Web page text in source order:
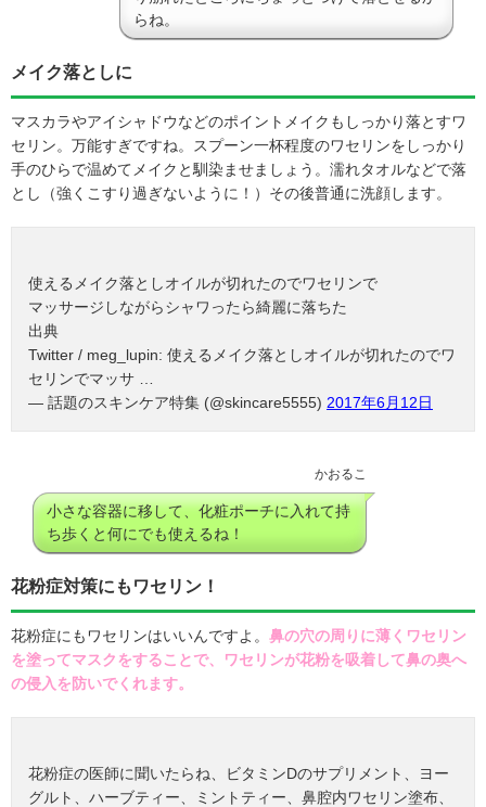
らね。
メイク落としに
マスカラやアイシャドウなどのポイントメイクもしっかり落とすワ
セリン。万能すぎですね。スプーン一杯程度のワセリンをしっかり
手のひらで温めてメイクと馴染ませましょう。濡れタオルなどで落
とし（強くこすり過ぎないように！）その後普通に洗顔します。
使えるメイク落としオイルが切れたのでワセリンで
マッサージしながらシャワったら綺麗に落ちた
出典
Twitter / meg_lupin: 使えるメイク落としオイルが切れたのでワ
セリンでマッサ …
— 話題のスキンケア特集 (@skincare5555) 2017年6月12日
かおるこ
小さな容器に移して、化粧ポーチに入れて持
ち歩くと何にでも使えるね！
花粉症対策にもワセリン！
花粉症にもワセリンはいいんですよ。 鼻の穴の周りに薄くワセリン
を塗ってマスクをすることで、ワセリンが花粉を吸着して鼻の奥へ
の侵入を防いでくれます。
花粉症の医師に聞いたらね、ビタミンDのサプリメント、ヨー
グルト、ハーブティー、ミントティー、鼻腔内ワセリン塗布、